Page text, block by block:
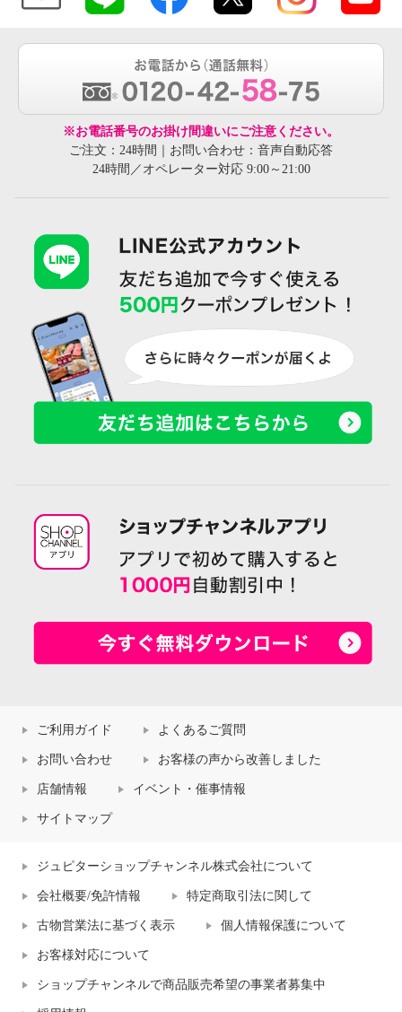
※お電話番号のお掛け間違いにご注意ください。
ご注文：24時間｜お問い合わせ：音声自動応答
24時間／オペレーター対応 9:00～21:00
ご利用ガイド よくあるご質問
お問い合わせ お客様の声から改善しました
店舗情報 イベント・催事情報
サイトマップ
ジュピターショップチャンネル株式会社について
会社概要/免許情報 特定商取引法に関して
古物営業法に基づく表示 個人情報保護について
お客様対応について
ショップチャンネルで商品販売希望の事業者募集中